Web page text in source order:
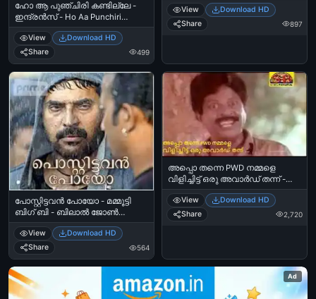
ഹോ ആ പുഞ്ചിരി കണ്ടില്ലേ -
ഇന്ദ്രന്‍സ് - Ho Aa Punchiri
Kandille - Indrans Laughing
View
Download HD
Share
499
View
Download HD
Share
897
പോസ്റ്റിട്ടവന്‍ പോയോ - മമ്മൂട്ടി
ബിഗ്‌ ബി - ബിലാൽ ജോൺ
കുരിശിങ്കൽ - Postittavan Poyo -
Mammootti - Bilal John
Kurishunkal - Big B
View
Download HD
Share
564
അപ്പൊ തന്നെ PWD നമ്മളെ
വിളിച്ചിട്ട് ഒരു അവാര്‍ഡ്‌ തന്ന്‍ -
കുതിരവട്ടം പപ്പു താമരശ്ശേരിചുരം-
Appo Thanne PWD Nammale
Vilichittu Oru Award Thannu -
Kuthiravattam Pappu Thamarasseri
View
Download HD
Share
2,720
Ad